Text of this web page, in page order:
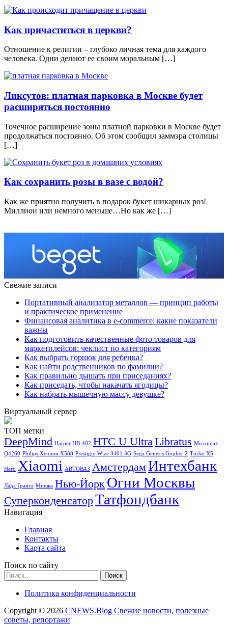
Как причаститься в церкви?
Отношение к религии – глубоко личная тема для каждого
человека. Одни делают ее своим моральным […]
Ликсутов: платная парковка в Москве будет
расширяться постоянно
Точечное расширение зоны платной парковки в Москве будет
продолжаться постоянно. Об этом сообщил заммэра столицы
[…]
Как сохранить розы в вазе с водой?
Как же приятно получить в подарок букет шикарных роз!
Миллион или немного меньше…Но как же […]
Свежие записи
Портативный анализатор металлов — принцип работы
и практическое применение
Финансовая аналитика в e-commerce: какие показатели
важны
Как подготовить качественные фото товаров для
маркетплейсов: чеклист по категориям
Как выбрать горшок для ребенка?
Как найти родственников по фамилии?
Как правильно дышать при приседаниях?
Как приседать, чтобы накачать ягодицы?
Как набрать мышечную массу девушке?
Виртуальный сервер
ТОП метки
DeepMind Harper HB-402 HTC U UltraLibratus Micromax
Q4260 Philips Xenium X588 Prestigio Wize 3401 3G Sega Genesis Gopher 2 Turbo X5
Hero Xiaomi АВТОВАЗ АмстердамИнтехбанк
Лада Гранта Мишка Нью-Йорк Огни Москвы
СуперконденсаторТатфондбанк
Навигация
Главная
Контакты
Карта сайта
Поиск по сайту
Найти:
Политика конфиденциальности
Copyright © 2026 CNEWS.Blog Свежие новости, полезные
советы, репортажи